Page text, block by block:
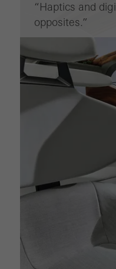
“Haptics and
opposites.”